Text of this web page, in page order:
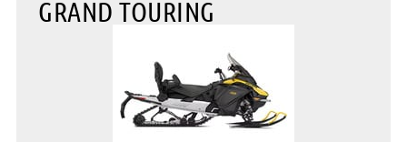
GRAND TOURING